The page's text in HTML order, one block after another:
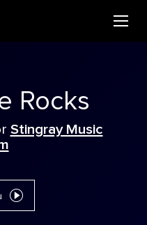
Rocks
Stingray Music